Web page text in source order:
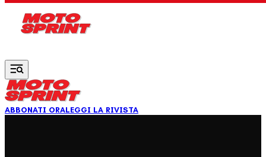
ABBONATI ORALEGGI LA RIVISTA